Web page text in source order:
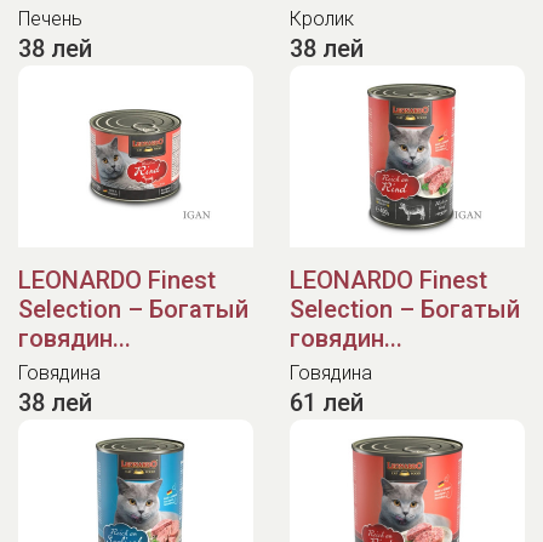
Печень
38 лей
Кролик
38 лей
LEONARDO Finest
Selection – Богатый
говядин...
Говядина
38 лей
LEONARDO Finest
Selection – Богатый
говядин...
Говядина
61 лей